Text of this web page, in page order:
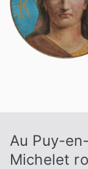
Au Puy-
Michelet